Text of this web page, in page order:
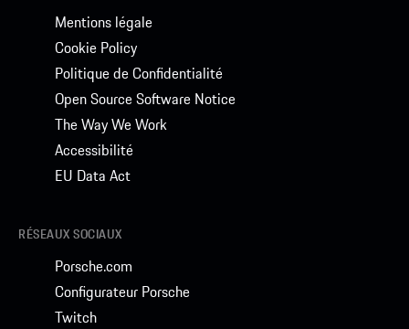
Mentions légale
Cookie Policy
Politique de Confidentialité
Open Source Software Notice
The Way We Work
Accessibilité
EU Data Act
RÉSEAUX SOCIAUX
Porsche.com
Configurateur Porsche
Twitch